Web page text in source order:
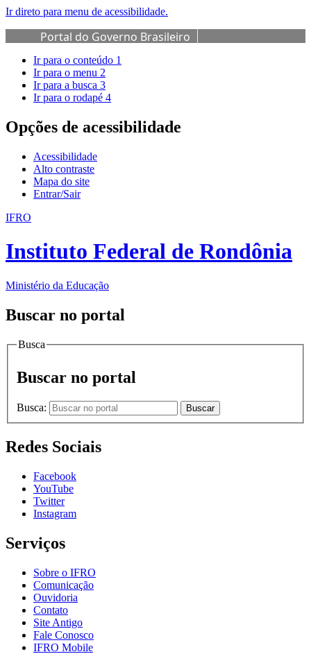
Ir direto para menu de acessibilidade.
Portal do Governo Brasileiro
Ir para o conteúdo 1
Ir para o menu 2
Ir para a busca 3
Ir para o rodapé 4
Opções de acessibilidade
Acessibilidade
Alto contraste
Mapa do site
Entrar/Sair
IFRO
Instituto Federal de Rondônia
Ministério da Educação
Buscar no portal
Busca
Buscar no portal
Busca: Buscar
Redes Sociais
Facebook
YouTube
Twitter
Instagram
Serviços
Sobre o IFRO
Comunicação
Ouvidoria
Contato
Site Antigo
Fale Conosco
IFRO Mobile